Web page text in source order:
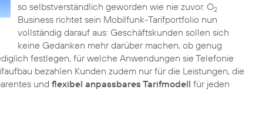
so selbstverständlich geworden wie nie zuvor. O2
Business richtet sein Mobilfunk-Tarifportfolio nun
vollständig darauf aus: Geschäftskunden sollen sich
keine Gedanken mehr darüber machen, ob genug
festlegen, für welche Anwendungen sie Telefonie
bezahlen Kunden zudem nur für die Leistungen, die
und flexibel anpassbares Tarifmodell für jeden